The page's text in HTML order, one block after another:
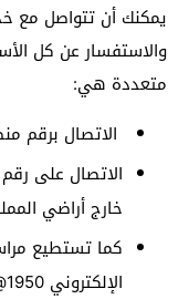
يمكنك أن تتواصل مع
والاستفسار عن كل
متعددة هي:
الاتصال برقم
خارج أراضي
كما تستطيع
الإلكتروني 1950@moj.gov.sa